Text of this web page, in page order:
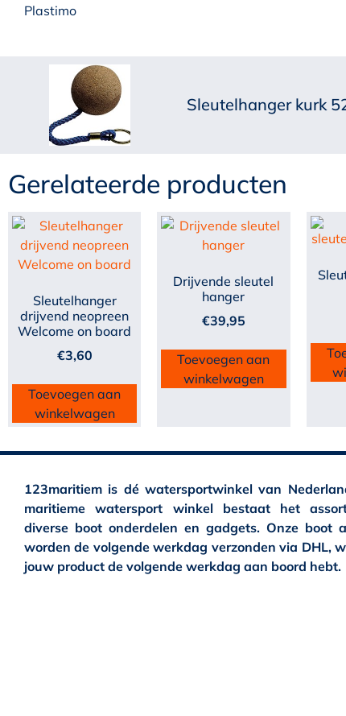
Plastimo
Sleutelhanger kurk
Gerelateerde producten
Sleutelhanger
drijvend neopreen
Welcome on board
€3,60
Toevoegen aan
winkelwagen
Drijvende sleutel
hanger
€39,95
Toevoegen aan
winkelwagen
123maritiem is dé watersportwinkel van
maritieme watersport winkel bestaat het
diverse boot onderdelen en gadgets. Onze boot
worden de volgende werkdag verzonden via DHL,
jouw product de volgende werkdag aan boord hebt.